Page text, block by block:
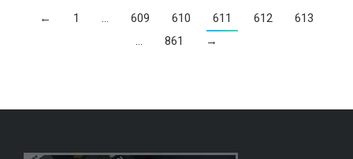
← 1 … 609 610 611 612
613
…
861 →